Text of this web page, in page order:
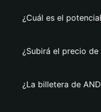
¿Cuál es el
¿Subirá el precio de
¿La billetera de